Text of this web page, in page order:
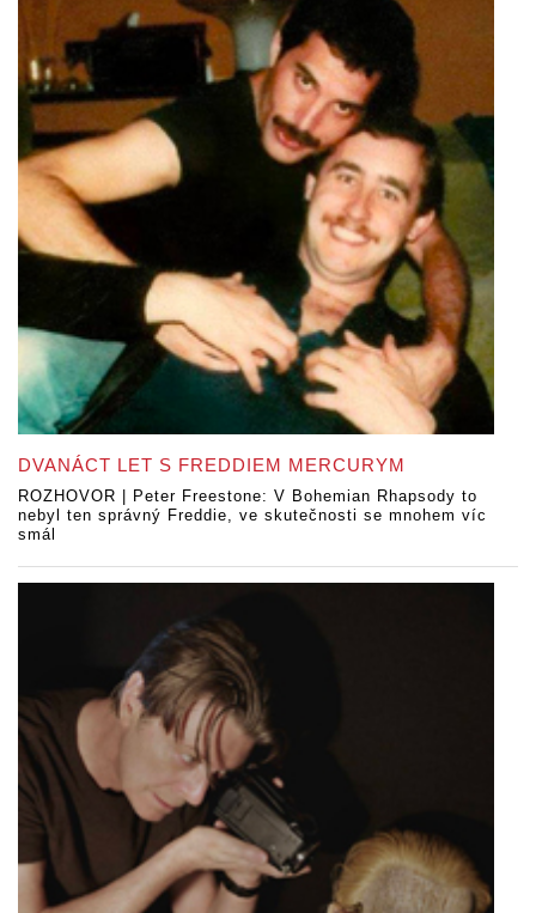
DVANÁCT LET S FREDDIEM MERCURYM
ROZHOVOR | Peter Freestone: V Bohemian Rhapsody to
nebyl ten správný Freddie, ve skutečnosti se mnohem víc
smál